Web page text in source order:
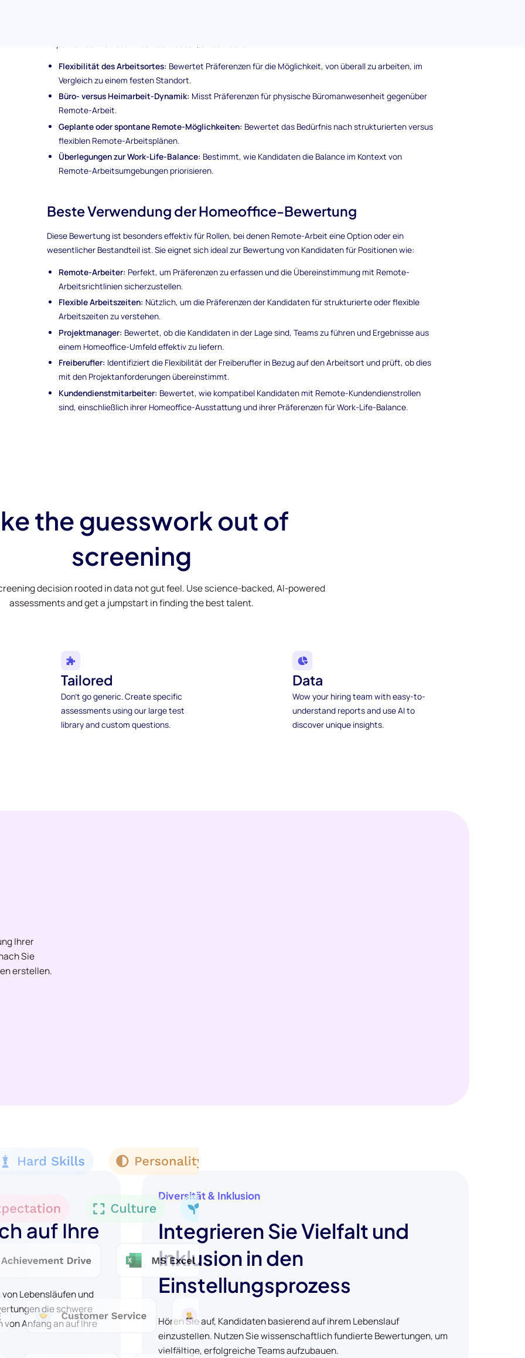
Flexibilität des Arbeitsortes: Bewertet Präferenzen für die Möglichkeit, von überall zu arbeiten, im
Vergleich zu einem festen Standort.
Büro- versus Heimarbeit-Dynamik: Misst Präferenzen für physische Büromanwesenheit gegenüber
Remote-Arbeit.
Geplante oder spontane Remote-Möglichkeiten: Bewertet das Bedürfnis nach strukturierten versus
flexiblen Remote-Arbeitsplänen.
Überlegungen zur Work-Life-Balance: Bestimmt, wie Kandidaten die Balance im Kontext von
Remote-Arbeitsumgebungen priorisieren.
Beste Verwendung der Homeoffice-Bewertung
Diese Bewertung ist besonders effektiv für Rollen, bei denen Remote-Arbeit eine Option oder ein
wesentlicher Bestandteil ist. Sie eignet sich ideal zur Bewertung von Kandidaten für Positionen wie:
Remote-Arbeiter: Perfekt, um Präferenzen zu erfassen und die Übereinstimmung mit Remote-
Arbeitsrichtlinien sicherzustellen.
Flexible Arbeitszeiten: Nützlich, um die Präferenzen der Kandidaten für strukturierte oder flexible
Arbeitszeiten zu verstehen.
Projektmanager: Bewertet, ob die Kandidaten in der Lage sind, Teams zu führen und Ergebnisse aus
einem Homeoffice-Umfeld effektiv zu liefern.
Freiberufler: Identifiziert die Flexibilität der Freiberufler in Bezug auf den Arbeitsort und prüft, ob dies
mit den Projektanforderungen übereinstimmt.
Kundendienstmitarbeiter: Bewertet, wie kompatibel Kandidaten mit Remote-Kundendienstrollen
sind, einschließlich ihrer Homeoffice-Ausstattung und ihrer Präferenzen für Work-Life-Balance.
the guesswork out of
screening
decision rooted in data not gut feel. Use science-backed, AI-powered
assessments and get a jumpstart in finding the best talent.
Tailored
Don't go generic. Create specific
assessments using our large test
library and custom questions.
Data
Wow your hiring team with easy-to-
understand reports and use AI to
discover unique insights.
Ihrer
Sie
erstellen.
auf Ihre
Lebensläufen und
die schwere
Anfang an auf Ihre
Diversität & Inklusion
Integrieren Sie Vielfalt und
Inklusion in den
Einstellungsprozess
Hören Sie auf, Kandidaten basierend auf ihrem Lebenslauf
einzustellen. Nutzen Sie wissenschaftlich fundierte Bewertungen, um
vielfältige, erfolgreiche Teams aufzubauen.